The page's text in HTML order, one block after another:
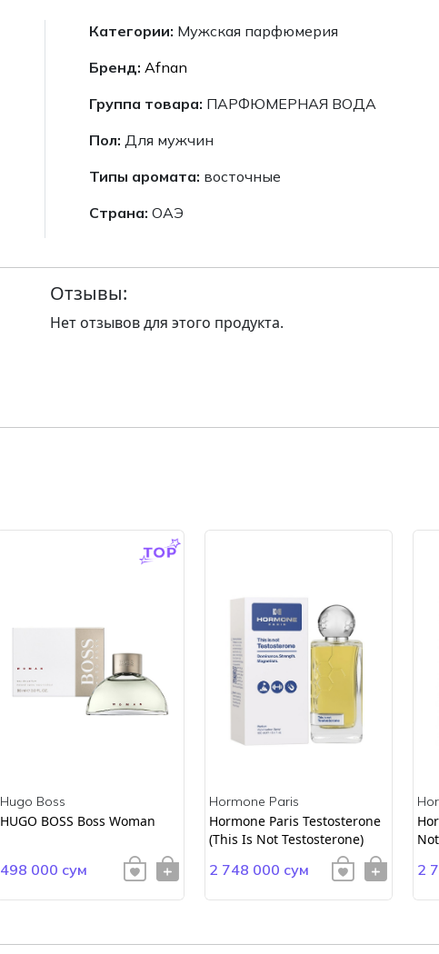
Категории: Мужская парфюмерия
Бренд: Afnan
Группа товара: ПАРФЮМЕРНАЯ ВОДА
Пол: Для мужчин
Типы аромата: восточные
Страна: ОАЭ
Отзывы:
Нет отзывов для этого продукта.
Hugo Boss
HUGO BOSS Boss Woman
498 000 сум
Hormone Paris
Hormone Paris Testosterone
(This Is Not Testosterone)
2 748 000 сум 2